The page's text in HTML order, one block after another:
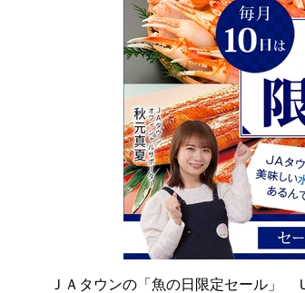
ＪＡタウンの「魚の日限定セール」